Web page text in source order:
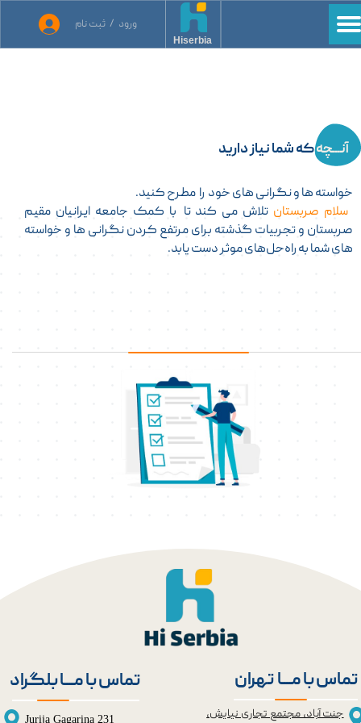
ورود / ثبت نام
حساب کاربری من
خروج از حساب کاربری
Hiserbia
آنـــچهکه شما نیاز دارید
خواسته ها و نگرانی های خود را مطرح کنید.
سلام صربستان تلاش می کند تا با کمک جامعه ایرانیان مقیم
صربستان و تجربیات گذشته برای مرتفع کردن نگرانی ها و خواسته
های شما به راه‌حل‌های موثر دست یابد.
تماس با مــــا تهران
جنت آباد، مجتمع تجاری نیایش،
تماس با مــــا بلگراد